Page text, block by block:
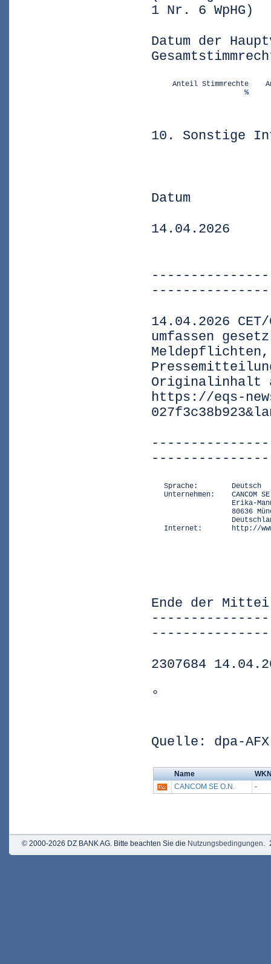
1 Nr. 6 WpHG)
Datum der
Anteil Stimmrechte
%
10. Sonstige
Datum
14.04.2026
14.04.2026
umfassen
Meldepflichten,
Originalinhalt
https://eqs-
   Sprache:        Deutsch
   Unternehmen:    CANCOM SE
Erika-
80636
Internet:       http://
Ende der
2307684
°
Quelle: dpa-AFX
Name
CANCOM SE O.N.
-
© 2000-2026 DZ BANK AG. Bitte beachten Sie die Nutzungsbedingungen.